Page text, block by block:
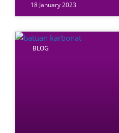
18 January 2023
BLOG